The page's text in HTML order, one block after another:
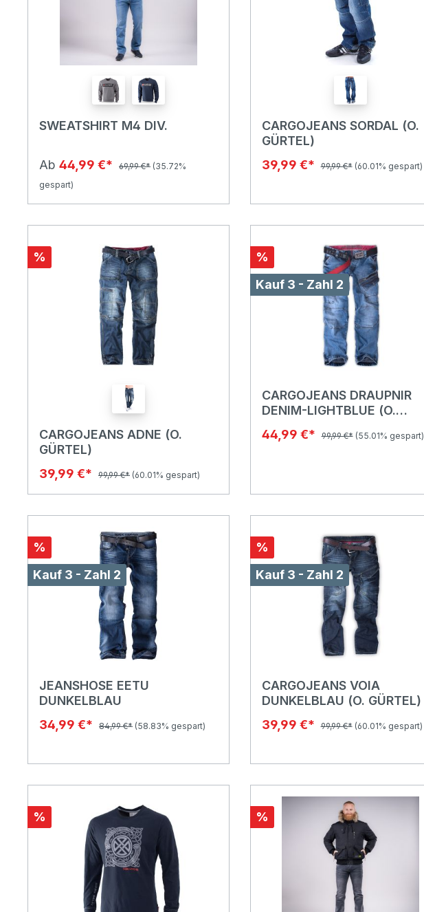
SWEATSHIRT M4 DIV.
Ab 44,99 €* 69,99 €* (35.72%
gespart)
CARGOJEANS SORDAL (O.
GÜRTEL)
39,99 €*
99,99 €* (60.01% gespart)
%
CARGOJEANS ADNE (O.
GÜRTEL)
39,99 €*
99,99 €* (60.01% gespart)
%
Kauf 3 - Zahl 2
CARGOJEANS DRAUPNIR
DENIM-LIGHTBLUE (O.
44,99 €* 99,99 €* (55.01% gespart)
%
Kauf 3 - Zahl 2
JEANSHOSE EETU
DUNKELBLAU
34,99 €*
84,99 €* (58.83% gespart)
%
Kauf 3 - Zahl 2
CARGOJEANS VOIA
DUNKELBLAU (O. GÜRTEL)
39,99 €*
99,99 €* (60.01% gespart)
% %